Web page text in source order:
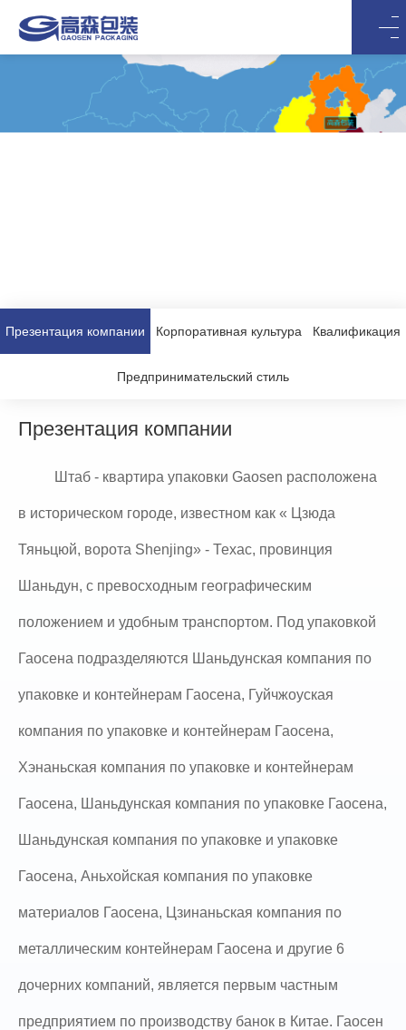
Презентация компании Корпоративная культура Квалификация
Предпринимательский стиль
Презентация компании
Штаб - квартира упаковки Gaosen расположена
в историческом городе, известном как « Цзюда
Тяньцюй, ворота Shenjing» - Техас, провинция
Шаньдун, с превосходным географическим
положением и удобным транспортом. Под упаковкой
Гаосена подразделяются Шаньдунская компания по
упаковке и контейнерам Гаосена, Гуйчжоуская
компания по упаковке и контейнерам Гаосена,
Хэнаньская компания по упаковке и контейнерам
Гаосена, Шаньдунская компания по упаковке Гаосена,
Шаньдунская компания по упаковке и упаковке
Гаосена, Аньхойская компания по упаковке
материалов Гаосена, Цзинаньская компания по
металлическим контейнерам Гаосена и другие 6
дочерних компаний, является первым частным
предприятием по производству банок в Китае. Гаосен